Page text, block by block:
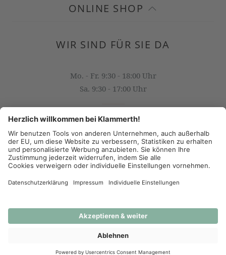
ONLINE SHOP
WIR SIND FÜR SIE DA
Mo. - Fr. 9:30 - 18:00 Uhr
Sa. 9:30 - 17:00 Uhr
OFFICE@KLAMMERTH.AT
+43 316 825 618 0
(c) 2026 - J.K. Klammerth, Josef Hahns Erben KG
AGB
Datenschutz Impressum